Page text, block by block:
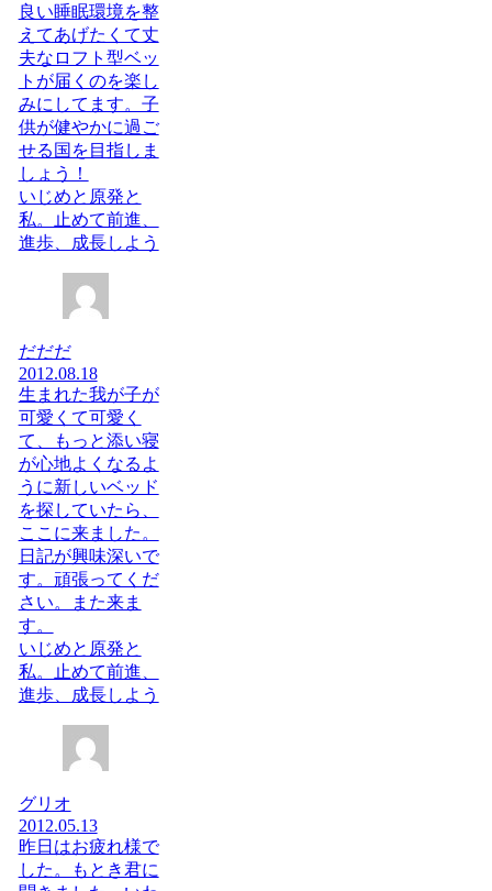
良い睡眠環境を整
えてあげたくて丈
夫なロフト型ベッ
トが届くのを楽し
みにしてます。子
供が健やかに過ご
せる国を目指しま
しょう！
いじめと原発と
私。止めて前進、
進歩、成長しよう
だだだ
2012.08.18
生まれた我が子が
可愛くて可愛く
て、もっと添い寝
が心地よくなるよ
うに新しいベッド
を探していたら、
ここに来ました。
日記が興味深いで
す。頑張ってくだ
さい。また来ま
す。
いじめと原発と
私。止めて前進、
進歩、成長しよう
グリオ
2012.05.13
昨日はお疲れ様で
した。もとき君に